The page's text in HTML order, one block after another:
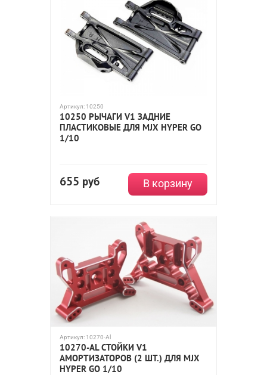
Артикул: 10250
10250 РЫЧАГИ V1 ЗАДНИЕ
ПЛАСТИКОВЫЕ ДЛЯ MJX HYPER GO
1/10
655 руб В корзину
Артикул: 10270-Al
10270-AL СТОЙКИ V1
АМОРТИЗАТОРОВ (2 ШТ.) ДЛЯ MJX
HYPER GO 1/10